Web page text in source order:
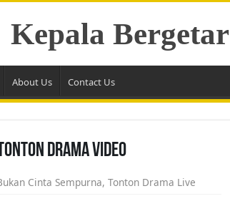
Kepala Bergetar
About Us Contact Us
Drama Video
Cinta Sempurna, Tonton Drama Live